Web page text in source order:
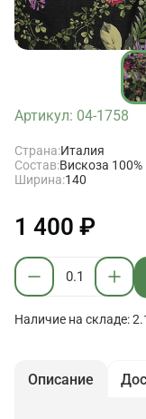
Артикул: 04-1758
Страна:Италия
Состав:Вискоза 100%
Ширина:140
1 400 ₽
Наличие на складе:
Описание